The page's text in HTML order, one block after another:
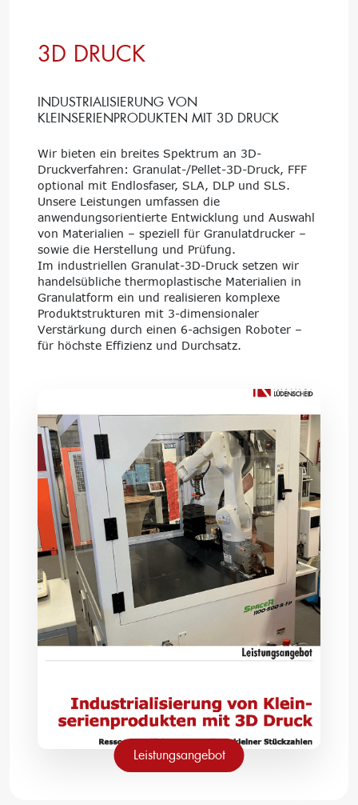
3D DRUCK
INDUSTRIALISIERUNG VON
KLEINSERIENPRODUKTEN MIT 3D DRUCK
Wir bieten ein breites Spektrum an 3D-
Druckverfahren: Granulat-/Pellet-3D-Druck, FFF
optional mit Endlosfaser, SLA, DLP und SLS.
Unsere Leistungen umfassen die
anwendungsorientierte Entwicklung und Auswahl
von Materialien – speziell für Granulatdrucker –
sowie die Herstellung und Prüfung.
Im industriellen Granulat-3D-Druck setzen wir
handelsübliche thermoplastische Materialien in
Granulatform ein und realisieren komplexe
Produktstrukturen mit 3-dimensionaler
Verstärkung durch einen 6-achsigen Roboter –
für höchste Effizienz und Durchsatz.
Leistungsangebot